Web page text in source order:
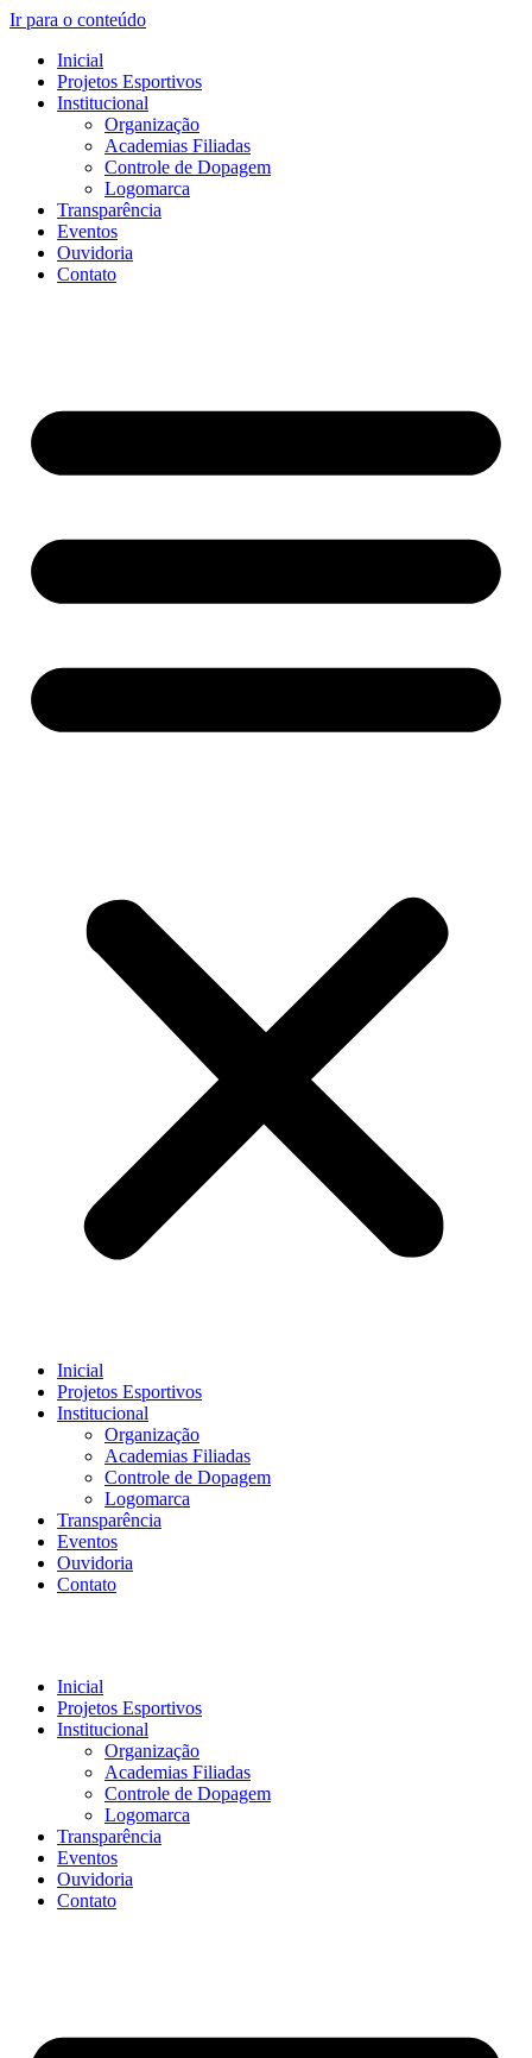
Ir para o conteúdo
Inicial
Projetos Esportivos
Institucional
Organização
Academias Filiadas
Controle de Dopagem
Logomarca
Transparência
Eventos
Ouvidoria
Contato
Inicial
Projetos Esportivos
Institucional
Organização
Academias Filiadas
Controle de Dopagem
Logomarca
Transparência
Eventos
Ouvidoria
Contato
Inicial
Projetos Esportivos
Institucional
Organização
Academias Filiadas
Controle de Dopagem
Logomarca
Transparência
Eventos
Ouvidoria
Contato